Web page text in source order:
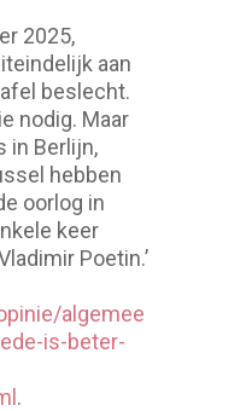
2025,
aan
beslecht.
nodig. Maar
in Berlijn,
hebben
oorlog in
keer
Poetin.’
algemee
is-beter-
.